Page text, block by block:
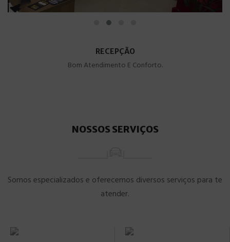
RECEPÇÃO
Bom Atendimento E Conforto.
NOSSOS SERVIÇOS
Somos especializados e oferecemos diversos serviços para te
atender.